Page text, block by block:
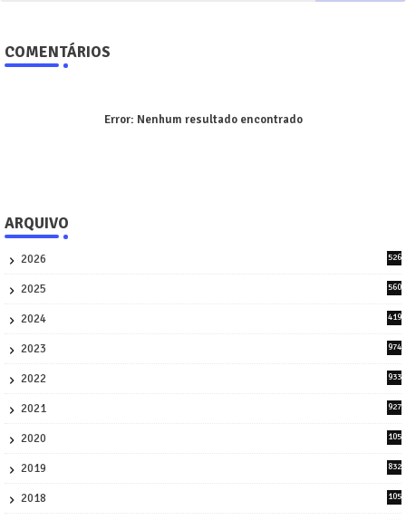
COMENTÁRIOS
Error: Nenhum resultado encontrado
ARQUIVO
2026
526
2025
560
2024
419
2023
974
2022
933
2021
927
2020
105
2019
832
2018
105